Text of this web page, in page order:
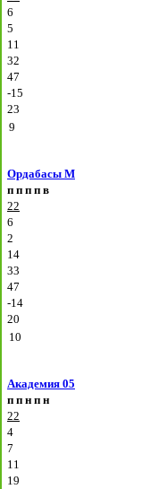
6
5
11
32
47
-15
23
9
Ордабасы М
п п п п в
22
6
2
14
33
47
-14
20
10
Академия 05
п п н п н
22
4
7
11
19